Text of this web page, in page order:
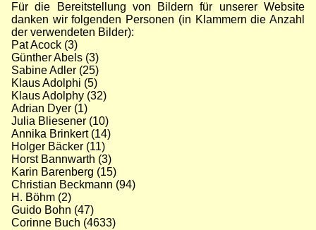
Für die Bereitstellung von Bildern für unserer Website
danken wir folgenden Personen (in Klammern die Anzahl
der verwendeten Bilder):
Pat Acock (3)
Günther Abels (3)
Sabine Adler (25)
Klaus Adolphi (5)
Klaus Adolphy (32)
Adrian Dyer (1)
Julia Bliesener (10)
Annika Brinkert (14)
Holger Bäcker (11)
Horst Bannwarth (3)
Karin Barenberg (15)
Christian Beckmann (94)
H. Böhm (2)
Guido Bohn (47)
Corinne Buch (4633)